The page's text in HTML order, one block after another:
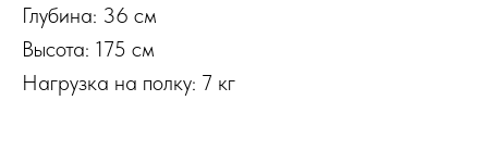
Глубина: 36 см
Высота: 175 см
Нагрузка на полку: 7 кг